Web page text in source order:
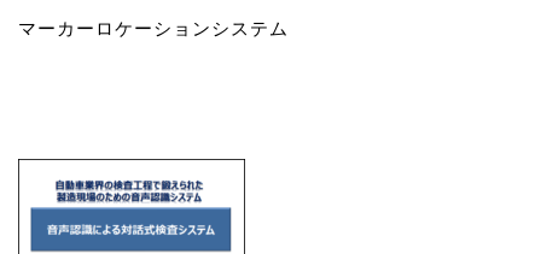
マーカーロケーションシステム